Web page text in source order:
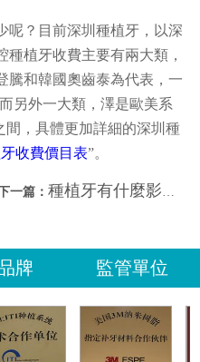
呢？目前深圳種植牙，以深
植牙收費主要有兩大類，
騰和韓國奧齒泰為代表，一
另外一大類，澤是歐美系
間，具體更加詳細的深圳種
收費價目表”。
一篇： 種植牙有什麼影響？深圳種植牙哪家比較好？
牌 監管單位